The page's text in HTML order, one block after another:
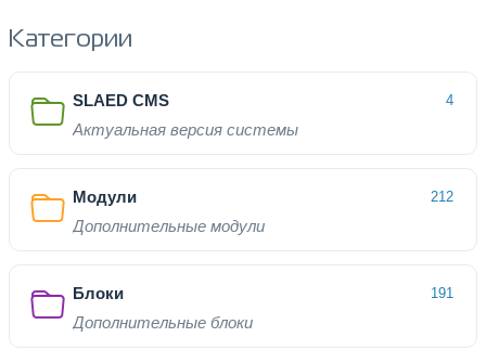
Категории
SLAED CMS 4
Актуальная версия системы
Модули 212
Дополнительные модули
Блоки 191
Дополнительные блоки